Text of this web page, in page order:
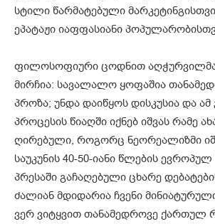
სტილი წარმატებული
ეპატაჟი იაფფასიანი
ფილოსოფიური ცოდნით
მირჩია: სავალალო ყოფაშია
პროზა; უნდა დაიწყოს დისკუსია და ამ
პროცესის წიაღში იქნებ იშვას რამე
ღირებული, როგორც ნეორეალიზმი
საუკუნის 40-50-იანი წლების
პრესაში გაჩაღებული ცხარე
ძალიან მდიდარია ჩვენი
ვერ ვიტყვით თანამედროვე ქართულ